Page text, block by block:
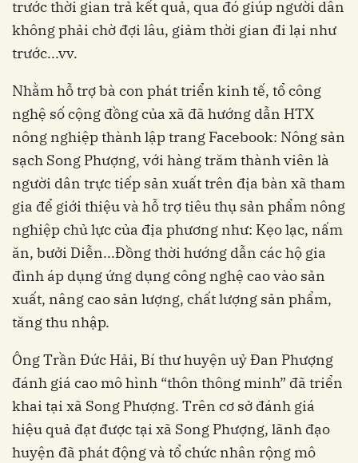
trước thời gian trả kết quả, qua đó giúp người dân
không phải chờ đợi lâu, giảm thời gian đi lại như
trước...vv.
Nhằm hỗ trợ bà con phát triển kinh tế, tổ công
nghệ số cộng đồng của xã đã hướng dẫn HTX
nông nghiệp thành lập trang Facebook: Nông sản
sạch Song Phượng, với hàng trăm thành viên là
người dân trực tiếp sản xuất trên địa bàn xã tham
gia để giới thiệu và hỗ trợ tiêu thụ sản phẩm nông
nghiệp chủ lực của địa phương như: Kẹo lạc, nấm
ăn, bưởi Diễn...Đồng thời hướng dẫn các hộ gia
đình áp dụng ứng dụng công nghệ cao vào sản
xuất, nâng cao sản lượng, chất lượng sản phẩm,
tăng thu nhập.
Ông Trần Đức Hải, Bí thư huyện uỷ Đan Phượng
đánh giá cao mô hình “thôn thông minh” đã triển
khai tại xã Song Phượng. Trên cơ sở đánh giá
hiệu quả đạt được tại xã Song Phượng, lãnh đạo
huyện đã phát động và tổ chức nhân rộng mô